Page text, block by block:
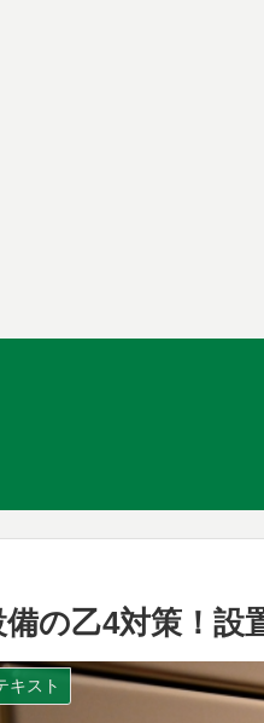
の乙4対策！設
キスト